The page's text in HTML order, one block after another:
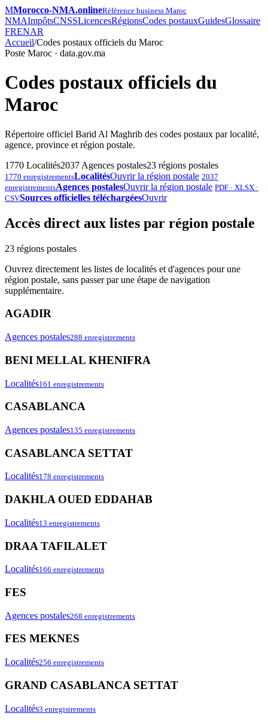
MMorocco-NMA.onlineRéférence business Maroc
NMAImpôtsCNSSLicencesRégionsCodes postauxGuidesGlossaire
FRENAR
Accueil/Codes postaux officiels du Maroc
Poste Maroc · data.gov.ma
Codes postaux officiels du
Maroc
Répertoire officiel Barid Al Maghrib des codes postaux par localité,
agence, province et région postale.
1770 Localités2037 Agences postales23 régions postales
1770 enregistrementsLocalitésOuvrir la région postale 2037
enregistrementsAgences postalesOuvrir la région postale PDF · XLSX ·
CSVSources officielles téléchargéesOuvrir
Accès direct aux listes par région postale
23 régions postales
Ouvrez directement les listes de localités et d'agences pour une
région postale, sans passer par une étape de navigation
supplémentaire.
AGADIR
Agences postales288 enregistrements
BENI MELLAL KHENIFRA
Localités161 enregistrements
CASABLANCA
Agences postales135 enregistrements
CASABLANCA SETTAT
Localités178 enregistrements
DAKHLA OUED EDDAHAB
Localités13 enregistrements
DRAA TAFILALET
Localités166 enregistrements
FES
Agences postales268 enregistrements
FES MEKNES
Localités256 enregistrements
GRAND CASABLANCA SETTAT
Localités3 enregistrements